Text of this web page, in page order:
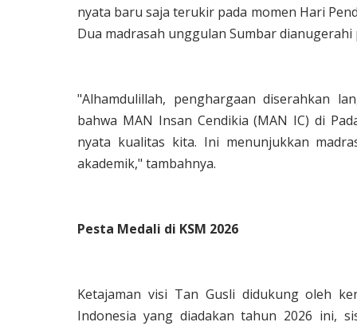
nyata baru saja terukir pada momen Hari
Dua madrasah unggulan Sumbar
"Alhamdulillah, penghargaan diserahkan
bahwa MAN Insan Cendikia (MAN IC) di
nyata kualitas kita. Ini menunjukkan
akademik," tambahnya.
Pesta Medali di KSM 2026
Ketajaman visi Tan Gusli didukung oleh
Indonesia yang diadakan tahun 2026 ini,